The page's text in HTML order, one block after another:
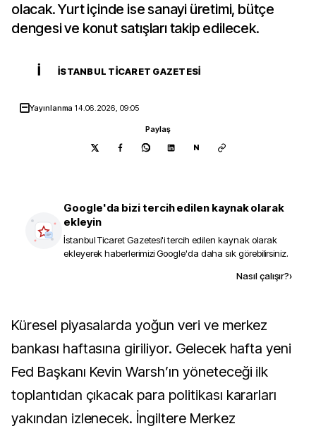
olacak. Yurt içinde ise sanayi üretimi, bütçe
dengesi ve konut satışları takip edilecek.
İ İSTANBUL TICARET GAZETESI
Yayınlanma 14.06.2026, 09:05
Paylaş
N
Google'da bizi tercih edilen kaynak olarak
ekleyin
İstanbul Ticaret Gazetesi'i tercih edilen kaynak olarak
ekleyerek haberlerimizi Google'da daha sık görebilirsiniz.
Nasıl çalışır?›
Küresel piyasalarda yoğun veri ve merkez
bankası haftasına giriliyor. Gelecek hafta yeni
Fed Başkanı Kevin Warsh’ın yöneteceği ilk
toplantıdan çıkacak para politikası kararları
yakından izlenecek. İngiltere Merkez